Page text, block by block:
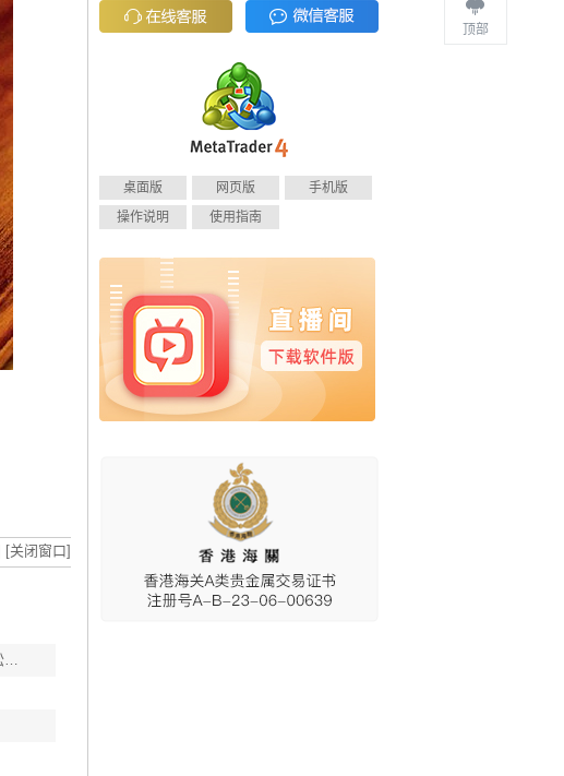
顶部
[关闭窗口]
如何快速完成现货黄金开户，零基础也能轻松上手
桌面版 网页版
手机版
操作说明
使用指南